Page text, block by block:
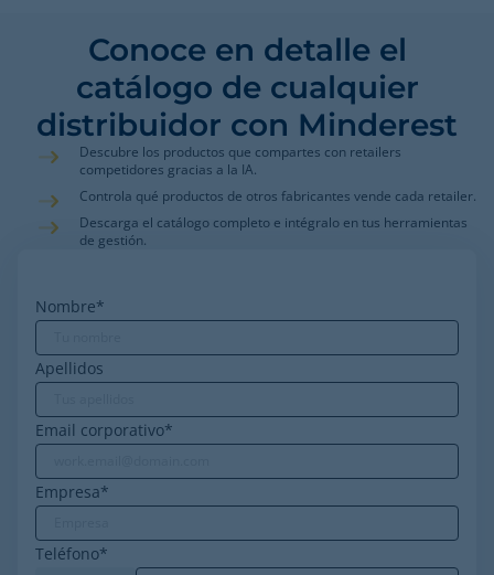
Conoce en detalle el
catálogo de cualquier
distribuidor con Minderest
Descubre los productos que compartes con retailers
competidores gracias a la IA.
Controla qué productos de otros fabricantes vende cada retailer.
Descarga el catálogo completo e intégralo en tus herramientas
de gestión.
Nombre*
Apellidos
Email corporativo*
Empresa*
Teléfono*